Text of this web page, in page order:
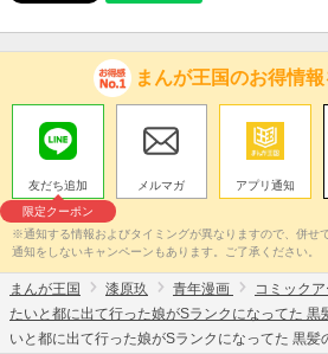
まんが王国のお得情
友だち追加
限定クーポン
メルマガ アプリ通知
※通知する情報およびタイミングが異なりますので、併せ
通知をしないキャンペーンもあります。ご了承ください。
まんが王国 漆原玖 青年漫画 コミック
たいと都に出て行った娘がSランクになってた 黒
いと都に出て行った娘がSランクになってた 黒髪